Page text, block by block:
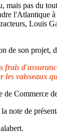
mais pas du
l'Atlantique
Louis
de son projet,
frais
les vaisseaux
de Commerce
note de